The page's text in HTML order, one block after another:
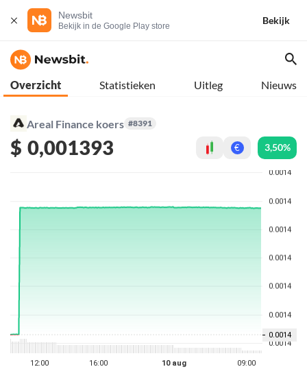
Newsbit
Bekijk in de Google Play store
Bekijk
Overzicht Statistieken Uitleg Nieuws
Areal Finance koers #8391
$ 0,001393 € 3,50%